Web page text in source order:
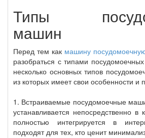
Типы
машин
Перед тем как машину
разобраться с типами
несколько основных типов
из которых имеет свои особенности и
1. Встраиваемые посудомоечные
устанавливается непосредственно в
полностью интегрируется в
подходят для тех, кто ценит